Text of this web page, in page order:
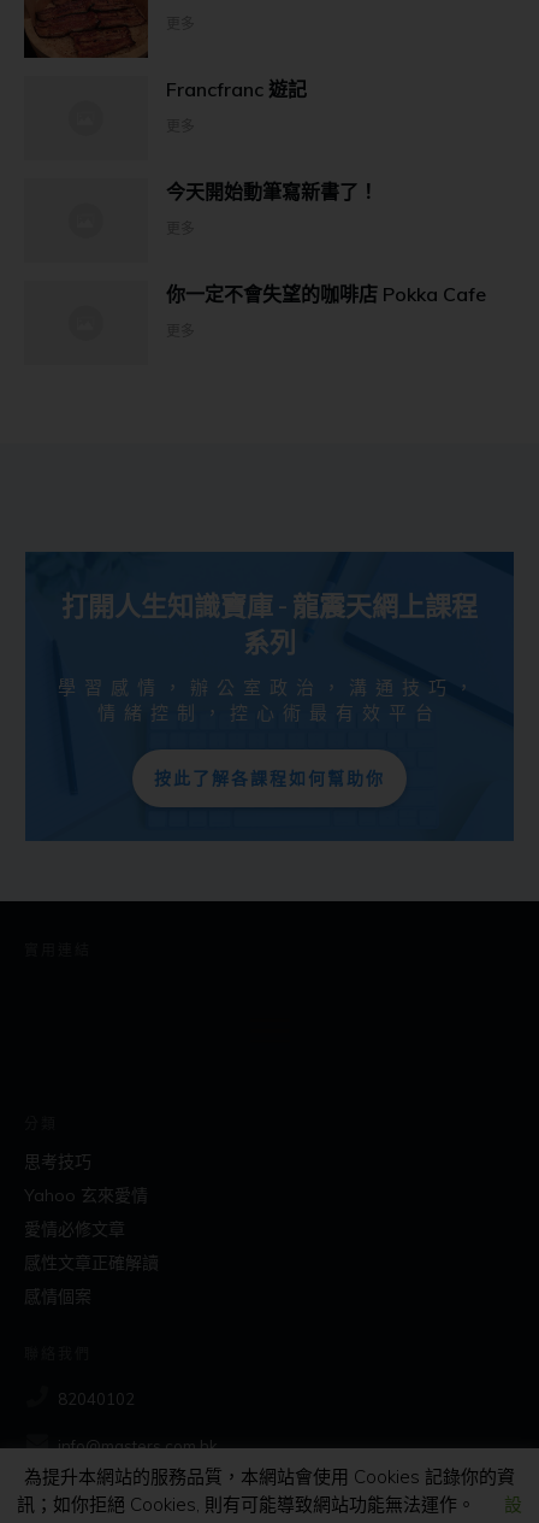
Francfranc 遊記
今天開始動筆寫新書了！
你一定不會失望的咖啡店 Pokka Cafe
打開人生知識寶庫 - 龍震天網上課程
系列
學習感情，辦公室政治，溝通技巧，
情緒控制，控心術最有效平台
按此了解各課程如何幫助你
思考技巧
Yahoo 玄來愛情
愛情必修文章
感性文章正確解讀
感情個案
82040102
info@masters.com.hk
社交
為提升本網站的服務品質，本網站會使用 Cookies 記錄你的資
訊；如你拒絕 Cookies, 則有可能導致網站功能無法運作。
設